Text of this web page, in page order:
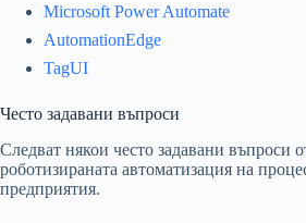
Microsoft Power Automate
AutomationEdge
TagUI
Често задавани въпроси
Следват някои често задавани въпроси
роботизираната автоматизация на
предприятия.